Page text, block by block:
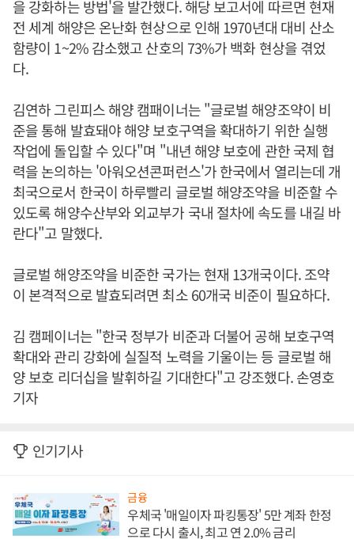
을 강화하는 방법'을 발간했다. 해당 보고서에 따르면 현재
전 세계 해양은 온난화 현상으로 인해 1970년대 대비 산소
함량이 1~2% 감소했고 산호의 73%가 백화 현상을 겪었
다.
김연하 그린피스 해양 캠패이너는 "글로벌 해양조약이 비
준을 통해 발효돼야 해양 보호구역을 확대하기 위한 실행
작업에 돌입할 수 있다"며 "내년 해양 보호에 관한 국제 협
력을 논의하는 '아워오션콘퍼런스'가 한국에서 열리는데 개
최국으로서 한국이 하루빨리 글로벌 해양조약을 비준할 수
있도록 해양수산부와 외교부가 국내 절차에 속도를 내길 바
란다"고 말했다.
글로벌 해양조약을 비준한 국가는 현재 13개국이다. 조약
이 본격적으로 발효되려면 최소 60개국 비준이 필요하다.
김 캠페이너는 "한국 정부가 비준과 더불어 공해 보호구역
확대와 관리 강화에 실질적 노력을 기울이는 등 글로벌 해
양 보호 리더십을 발휘하길 기대한다"고 강조했다. 손영호
기자
인기기사
금융
우체국 '매일이자 파킹통장' 5만 계좌 한정
으로 다시 출시, 최고 연 2.0% 금리